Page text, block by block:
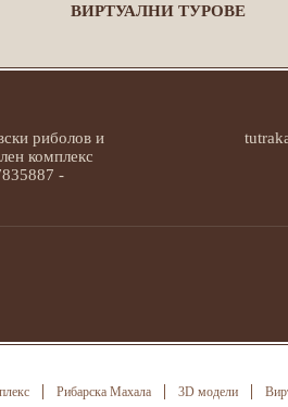
ВИРТУАЛНИ ТУРОВЕ
риболов и
комплекс
-
Рибарска Махала 3D модели